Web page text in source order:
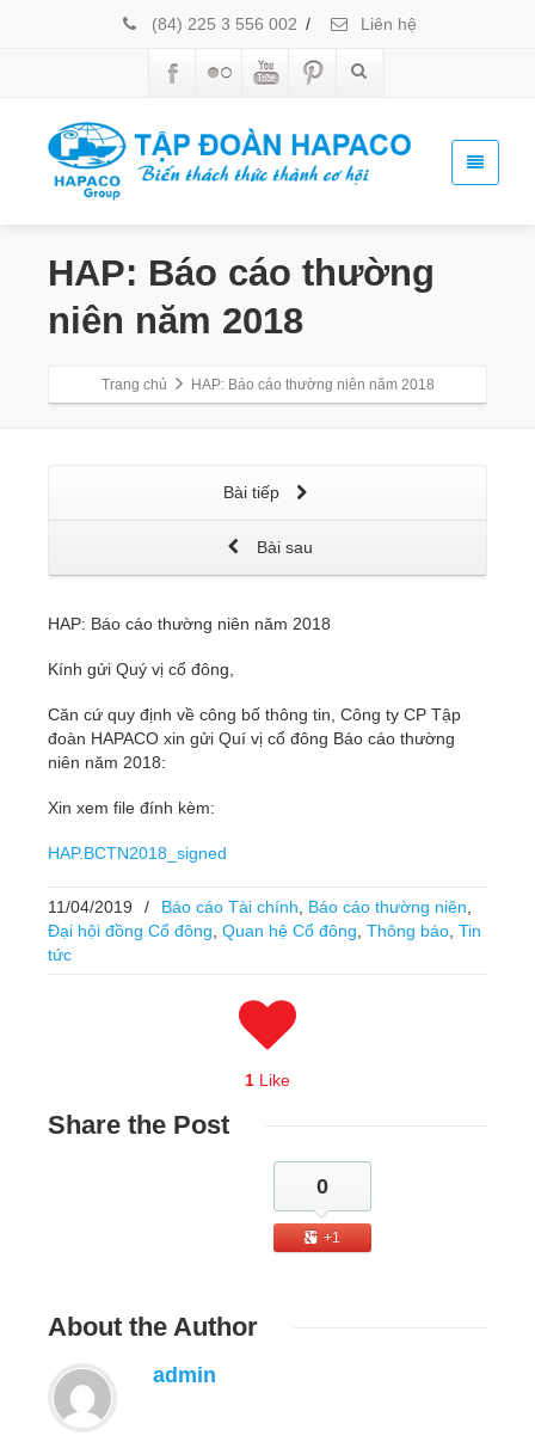
(84) 225 3 556 002 / Liên hệ
HAP: Báo cáo thường
niên năm 2018
Trang chủ HAP: Báo cáo thường niên năm 2018
Bài tiếp
Bài sau
HAP: Báo cáo thường niên năm 2018
Kính gửi Quý vị cổ đông,
Căn cứ quy định về công bố thông tin, Công ty CP Tập
đoàn HAPACO xin gửi Quí vị cổ đông Báo cáo thường
niên năm 2018:
Xin xem file đính kèm:
HAP.BCTN2018_signed
11/04/2019 / Báo cáo Tài chính Báo cáo thường niên
Đại hội đồng Cổ đông Quan hệ Cổ đông Thông báo Tin
tức
1 Like
Share the Post
0
+1
About the Author
admin